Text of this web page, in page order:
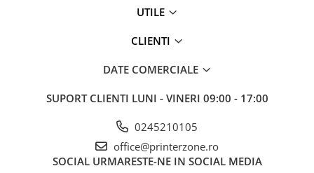
Routere
Cabluri retea
UTILE
CLIENTI
DATE COMERCIALE
SUPORT CLIENTI LUNI - VINERI 09:00 - 17:00
0245210105
office@printerzone.ro
SOCIAL URMARESTE-NE IN SOCIAL MEDIA